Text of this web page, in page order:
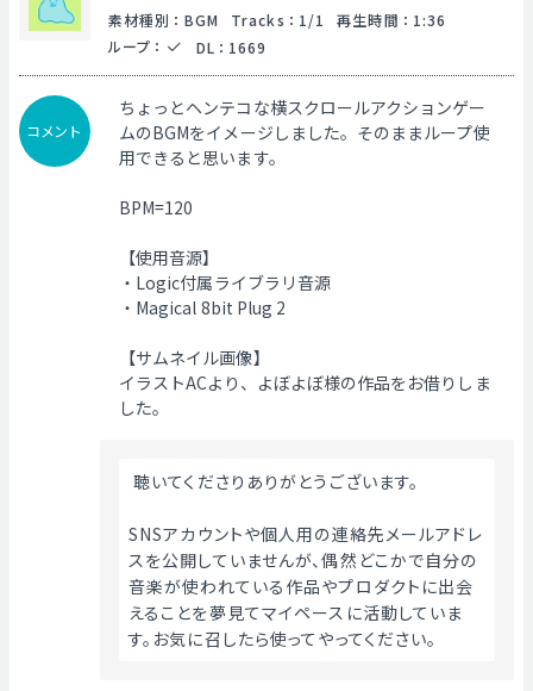
素材種別 ： BGM Tracks ： 1/1 再生時間 ： 1:36
ループ ： DL ： 1669
コメント
ちょっとヘンテコな横スクロールアクションゲー
ムのBGMをイメージしました。そのままループ使
用できると思います。
BPM=120
【使用音源】
・Logic付属ライブラリ音源
・Magical 8bit Plug 2
【サムネイル画像】
イラストACより、よぼよぼ様の作品をお借りしま
した。
聴いてくださりありがとうございます。
SNSアカウントや個人用の連絡先メールアドレ
スを公開していませんが、偶然どこかで自分の
音楽が使われている作品やプロダクトに出会
えることを夢見てマイペースに活動していま
す。お気に召したら使ってやってください。